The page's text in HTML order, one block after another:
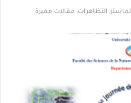
, التظاهرات, مقالات مميزة